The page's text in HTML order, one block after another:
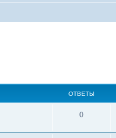
ОТВЕТЫ
0